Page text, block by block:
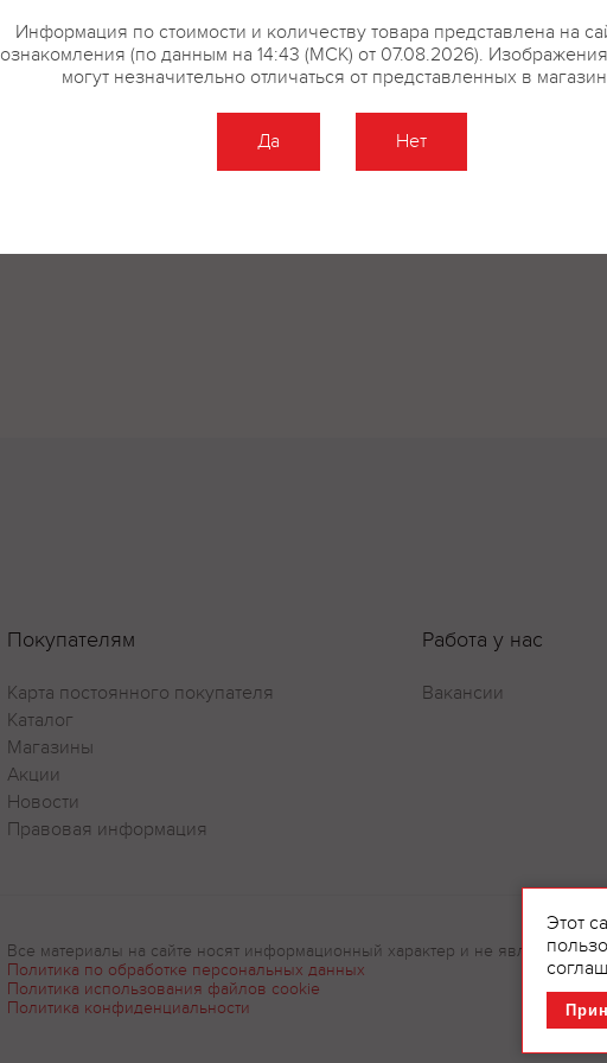
Покупателям
Карта постоянного покупателя
Каталог
Магазины
Акции
Новости
Правовая информация
Работа у нас
Вакансии
Все материалы на сайте носят информационный характер и не являются
Политика по обработке персональных данных
Политика использования файлов cookie
Политика конфиденциальности
Этот
Информация по стоимости и количеству товара представлена на
ознакомления (по данным на 14:43 (МСК) от 07.08.2026).
могут незначительно отличаться от представленных в
Да Нет